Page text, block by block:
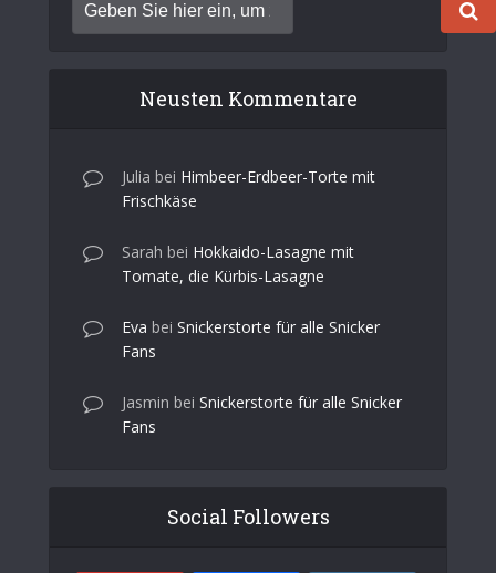
Neusten Kommentare
Julia bei Himbeer-Erdbeer-Torte mit
Frischkäse
Sarah bei Hokkaido-Lasagne mit
Tomate, die Kürbis-Lasagne
Eva bei Snickerstorte für alle Snicker
Fans
Jasmin bei Snickerstorte für alle Snicker
Fans
Social Followers